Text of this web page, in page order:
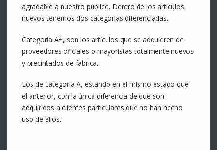
agradable a nuestro público. Dentro de los artículos
nuevos tenemos dos categorías diferenciadas.
Categoría A+, son los artículos que se adquieren de
proveedores oficiales o mayoristas totalmente nuevos
y precintados de fabrica.
Los de categoría A, estando en el mismo estado que
el anterior, con la única diferencia de que son
adquiridos a clientes particulares que no han hecho
uso de ellos.